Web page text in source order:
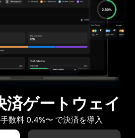
済ゲートウェイ
数料 0.4%〜 で決済を導入